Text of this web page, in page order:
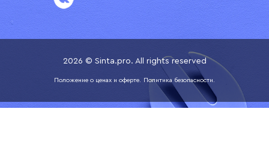
2026 © Sinta.pro. All rights reserved
Положение о ценах и оферте. Политика безопасности.